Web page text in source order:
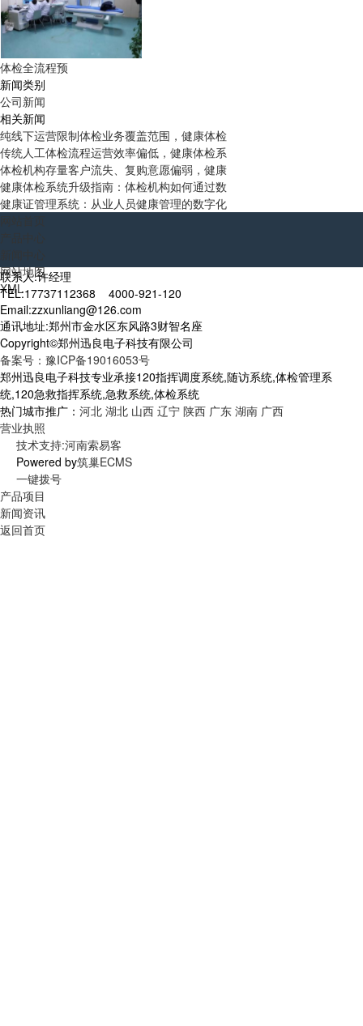
体检全流程预
新闻类别
公司新闻
相关新闻
纯线下运营限制体检业务覆盖范围，健康体检
传统人工体检流程运营效率偏低，健康体检系
体检机构存量客户流失、复购意愿偏弱，健康
健康体检系统升级指南：体检机构如何通过数
健康证管理系统：从业人员健康管理的数字化
网站地图
XML
联系人:许经理
TEL:17737112368 4000-921-120
Email:zzxunliang@126.com
通讯地址:郑州市金水区东风路3财智名座
Copyright©郑州迅良电子科技有限公司
备案号：豫ICP备19016053号
郑州迅良电子科技专业承接120指挥调度系统,随访系统,体检管理系
统,120急救指挥系统,急救系统,体检系统
热门城市推广： 河北 湖北 山西 辽宁 陕西 广东 湖南 广西
营业执照
技术支持:河南索易客
Powered by筑巢ECMS
一键拨号
产品项目
新闻资讯
返回首页